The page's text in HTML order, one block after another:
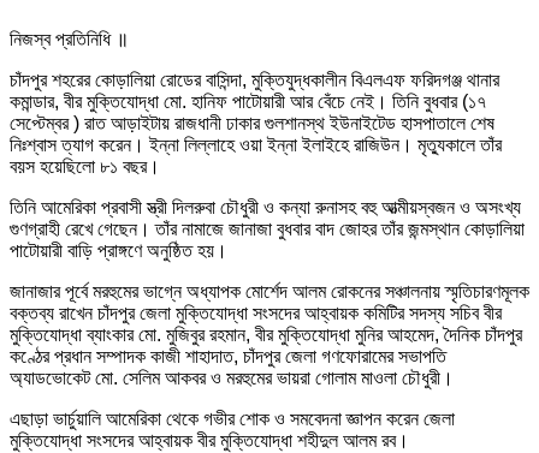
নিজস্ব প্রতিনিধি ॥
চাঁদপুর শহরের কোড়ালিয়া রোডের বাসিন্দা, মুক্তিযুদ্ধকালীন বিএলএফ ফরিদগঞ্জ থানার
কমান্ডার, বীর মুক্তিযোদ্ধা মো. হানিফ পাটোয়ারী আর বেঁচে নেই। তিনি বুধবার (১৭
সেপ্টেম্বর ) রাত আড়াইটায় রাজধানী ঢাকার গুলশানস্থ ইউনাইটেড হাসপাতালে শেষ
নিঃশ্বাস ত্যাগ করেন। ইন্না লিল্লাহে ওয়া ইন্না ইলাইহে রাজিউন। মৃত্যুকালে তাঁর
বয়স হয়েছিলো ৮১ বছর।
তিনি আমেরিকা প্রবাসী স্ত্রী দিলরুবা চৌধুরী ও কন্যা রুনাসহ বহু আত্মীয়স্বজন ও অসংখ্য
গুণগ্রাহী রেখে গেছেন। তাঁর নামাজে জানাজা বুধবার বাদ জোহর তাঁর জন্মস্থান কোড়ালিয়া
পাটোয়ারী বাড়ি প্রাঙ্গণে অনুষ্ঠিত হয়।
জানাজার পূর্বে মরহুমের ভাগ্নে অধ্যাপক মোর্শেদ আলম রোকনের সঞ্চালনায় স্মৃতিচারণমূলক
বক্তব্য রাখেন চাঁদপুর জেলা মুক্তিযোদ্ধা সংসদের আহ্বায়ক কমিটির সদস্য সচিব বীর
মুক্তিযোদ্ধা ব্যাংকার মো. মুজিবুর রহমান, বীর মুক্তিযোদ্ধা মুনির আহমেদ, দৈনিক চাঁদপুর
কণ্ঠের প্রধান সম্পাদক কাজী শাহাদাত, চাঁদপুর জেলা গণফোরামের সভাপতি
অ্যাডভোকেট মো. সেলিম আকবর ও মরহুমের ভায়রা গোলাম মাওলা চৌধুরী।
এছাড়া ভার্চুয়ালি আমেরিকা থেকে গভীর শোক ও সমবেদনা জ্ঞাপন করেন জেলা
মুক্তিযোদ্ধা সংসদের আহ্বায়ক বীর মুক্তিযোদ্ধা শহীদুল আলম রব।